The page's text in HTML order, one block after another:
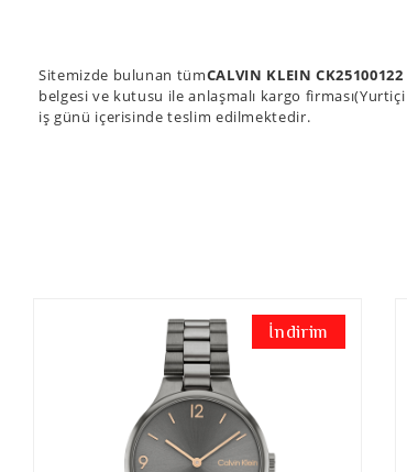
Sitemizde bulunan tümCALVIN KLEIN CK25100122
belgesi ve kutusu ile anlaşmalı kargo
iş günü içerisinde teslim edilmektedir.
İndirim